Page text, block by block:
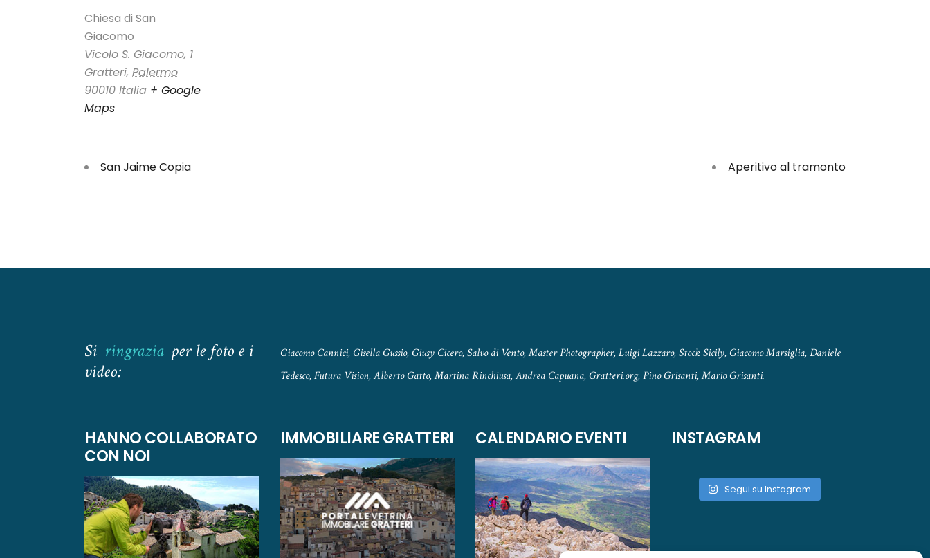
Chiesa di San
Giacomo
Vicolo S. Giacomo, 1
Gratteri, Palermo
90010 Italia + Google
Maps
San Jaime Copia Aperitivo al tramonto
Si ringrazia per le foto e i
video:
Giacomo Cannici, Gisella Gussio, Giusy Cicero, Salvo di Vento, Master Photographer, Luigi Lazzaro, Stock Sicily, Giacomo Marsiglia, Daniele
Tedesco, Futura Vision, Alberto Gatto, Martina Rinchiusa, Andrea Capuana, Gratteri.org, Pino Grisanti, Mario Grisanti.
HANNO COLLABORATO
CON NOI
IMMOBILIARE GRATTERI CALENDARIO EVENTI INSTAGRAM
Segui su Instagram